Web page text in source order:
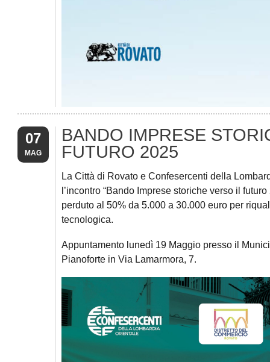
07
MAG
BANDO IMPRESE
FUTURO 2025
La Città di Rovato e Confesercenti della
l’incontro “Bando Imprese storiche verso il
perduto al 50% da 5.000 a 30.000 euro per
tecnologica.
Appuntamento lunedì 19 Maggio presso il
Pianoforte in Via Lamarmora, 7.